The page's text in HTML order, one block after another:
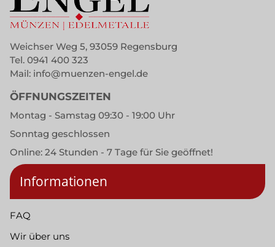
Weichser Weg 5, 93059 Regensburg
Tel. 0941 400 323
Mail: info@muenzen-engel.de
ÖFFNUNGSZEITEN
Montag - Samstag 09:30 - 19:00 Uhr
Sonntag geschlossen
Online: 24 Stunden - 7 Tage für Sie geöffnet!
Informationen
FAQ
Wir über uns